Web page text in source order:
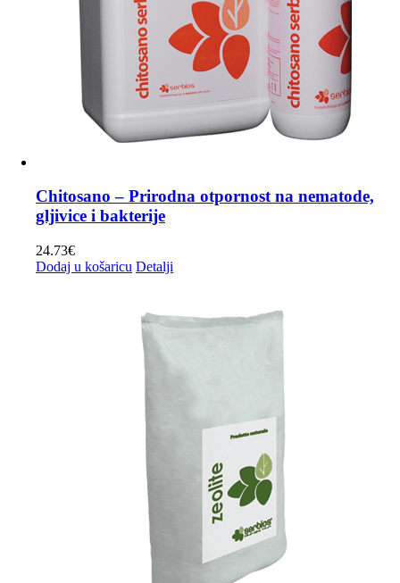
Chitosano – Prirodna otpornost na nematode,
gljivice i bakterije
24.73€
Dodaj u košaricu Detalji